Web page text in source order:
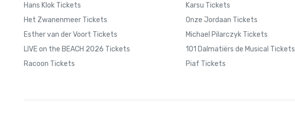
Hans Klok Tickets
Het Zwanenmeer Tickets
Esther van der Voort Tickets
LIVE on the BEACH 2026 Tickets
Racoon Tickets
Karsu Tickets
Onze Jordaan Tickets
Michael Pilarczyk Tickets
101 Dalmatiërs de Musical Tickets
Piaf Tickets